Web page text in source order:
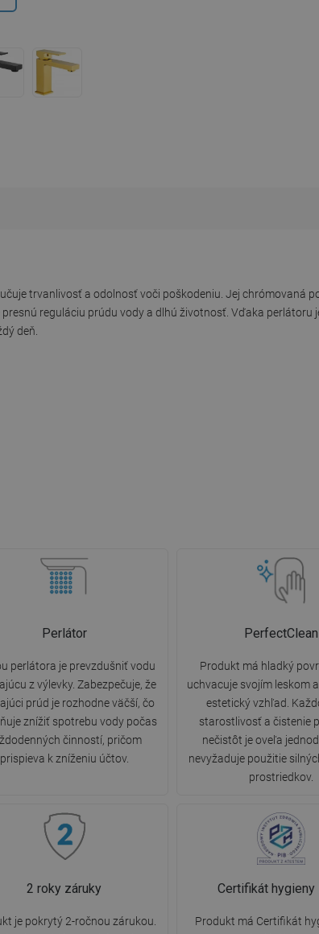
trvanlivosť a odolnosť voči poškodeniu. Jej chrómovaná
reguláciu prúdu vody a dlhú životnosť. Vďaka perlátoru
deň.
Perlátor
perlátora je prevzdušniť vodu
z výlevky. Zabezpečuje, že
prúd je rozhodne väčší, čo
znížiť spotrebu vody počas
činností, pričom
prispieva k zníženiu účtov.
PerfectClean
Produkt má hladký
uchvacuje svojím leskom
estetický vzhľad.
starostlivosť a čistenie
nečistôt je oveľa
nevyžaduje použitie
prostriedkov.
2 roky záruky
je pokrytý 2-ročnou zárukou.
Certifikát hygieny
Produkt má Certifikát